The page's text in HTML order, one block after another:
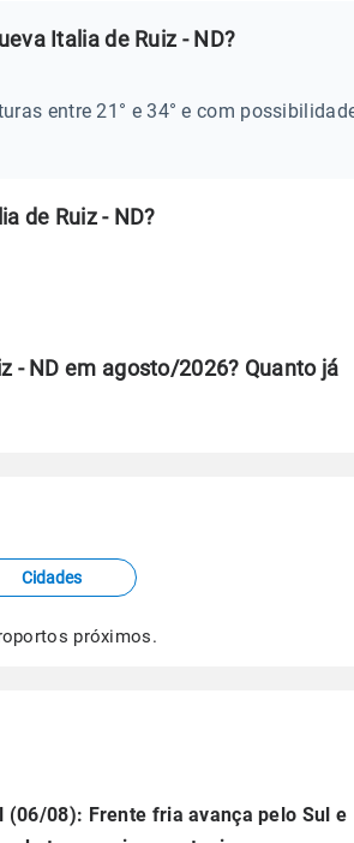
Italia de Ruiz - ND?
entre 21° e 34° e com
de Ruiz - ND?
- ND em agosto/2026? Quanto já
Cidades
próximos.
(06/08): Frente fria avança pelo Sul e